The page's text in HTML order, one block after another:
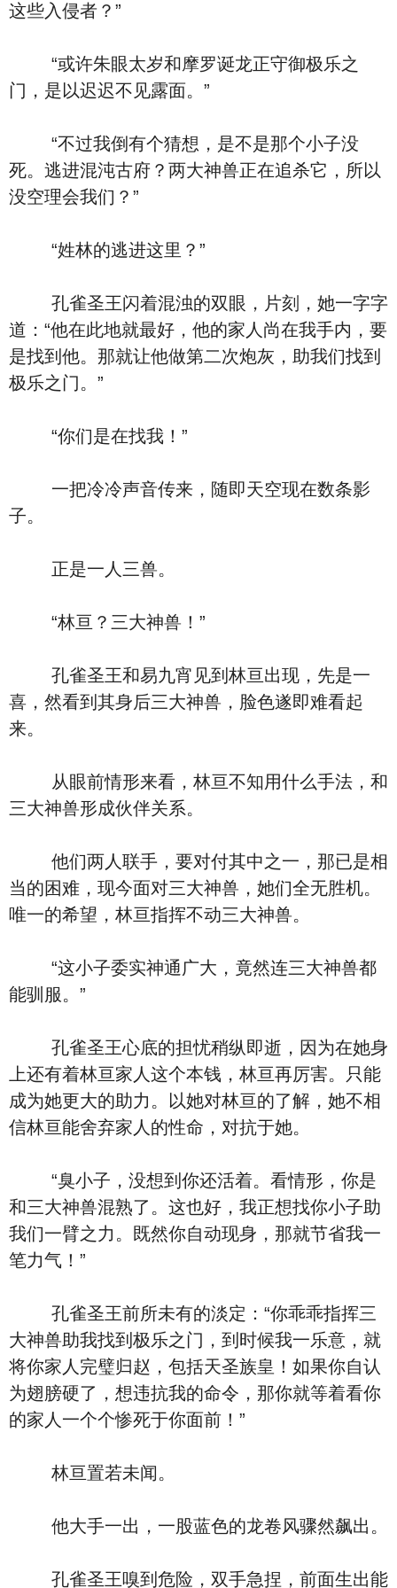
这些入侵者？”
“或许朱眼太岁和摩罗诞龙正守御极乐之
门，是以迟迟不见露面。”
“不过我倒有个猜想，是不是那个小子没
死。逃进混沌古府？两大神兽正在追杀它，所以
没空理会我们？”
“姓林的逃进这里？”
孔雀圣王闪着混浊的双眼，片刻，她一字字
道：“他在此地就最好，他的家人尚在我手内，要
是找到他。那就让他做第二次炮灰，助我们找到
极乐之门。”
“你们是在找我！”
一把冷冷声音传来，随即天空现在数条影
子。
正是一人三兽。
“林亘？三大神兽！”
孔雀圣王和易九宵见到林亘出现，先是一
喜，然看到其身后三大神兽，脸色遂即难看起
来。
从眼前情形来看，林亘不知用什么手法，和
三大神兽形成伙伴关系。
他们两人联手，要对付其中之一，那已是相
当的困难，现今面对三大神兽，她们全无胜机。
唯一的希望，林亘指挥不动三大神兽。
“这小子委实神通广大，竟然连三大神兽都
能驯服。”
孔雀圣王心底的担忧稍纵即逝，因为在她身
上还有着林亘家人这个本钱，林亘再厉害。只能
成为她更大的助力。以她对林亘的了解，她不相
信林亘能舍弃家人的性命，对抗于她。
“臭小子，没想到你还活着。看情形，你是
和三大神兽混熟了。这也好，我正想找你小子助
我们一臂之力。既然你自动现身，那就节省我一
笔力气！”
孔雀圣王前所未有的淡定：“你乖乖指挥三
大神兽助我找到极乐之门，到时候我一乐意，就
将你家人完璧归赵，包括天圣族皇！如果你自认
为翅膀硬了，想违抗我的命令，那你就等着看你
的家人一个个惨死于你面前！”
林亘置若未闻。
他大手一出，一股蓝色的龙卷风骤然飙出。
孔雀圣王嗅到危险，双手急捏，前面生出能